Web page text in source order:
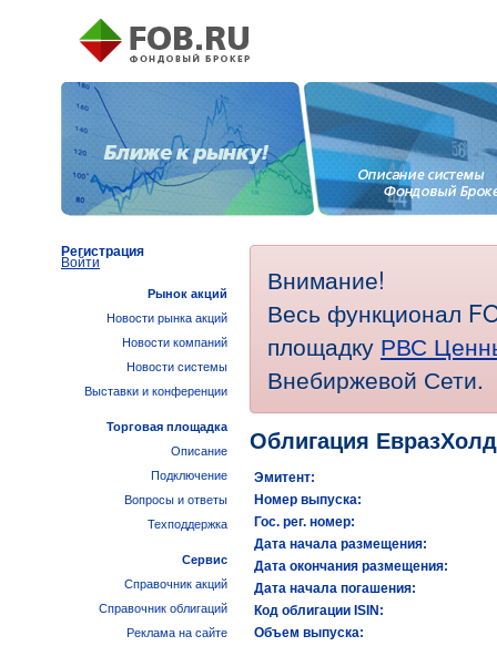
Внимание!
Весь функционал
площадку РВС
Внебиржевой Сети.
Облигация
Эмитент:
Номер выпуска:
Гос. рег. номер:
Дата начала размещения:
Дата окончания размещения:
Дата начала погашения:
Код облигации ISIN:
Объем выпуска:
Регистрация
Войти
Рынок акций
Новости рынка акций
Новости компаний
Новости системы
Выставки и конференции
Торговая площадка
Описание
Подключение
Вопросы и ответы
Техподдержка
Сервис
Справочник акций
Справочник облигаций
Реклама на сайте